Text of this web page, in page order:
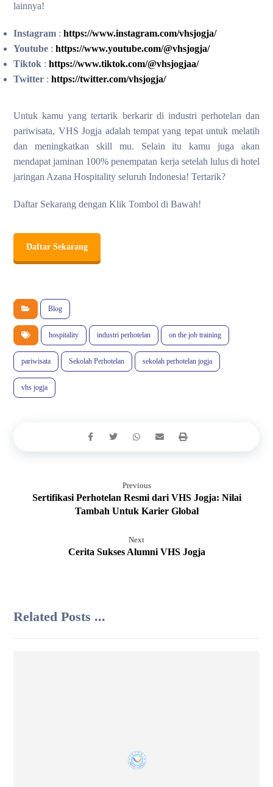
lainnya!
Instagram : https://www.instagram.com/vhsjogja/
Youtube : https://www.youtube.com/@vhsjogja/
Tiktok : https://www.tiktok.com/@vhsjogjaa/
Twitter :https://twitter.com/vhsjogja/
Untuk kamu yang tertarik berkarir di industri perhotelan dan
pariwisata, VHS Jogja adalah tempat yang tepat untuk melatih
dan meningkatkan skill mu. Selain itu kamu juga akan
mendapat jaminan 100% penempatan kerja setelah lulus di hotel
jaringan Azana Hospitality seluruh Indonesia! Tertarik?
Daftar Sekarang dengan Klik Tombol di Bawah!
Daftar Sekarang
Blog
hospitality industri perhotelan on the job training
pariwisata Sekolah Perhotelan sekolah perhotelan jogja
vhs jogja
Previous
Sertifikasi Perhotelan Resmi dari VHS Jogja: Nilai
Tambah Untuk Karier Global
Next
Cerita Sukses Alumni VHS Jogja
Related Posts ...